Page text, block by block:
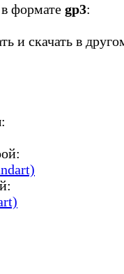
формате gp3:
и скачать в